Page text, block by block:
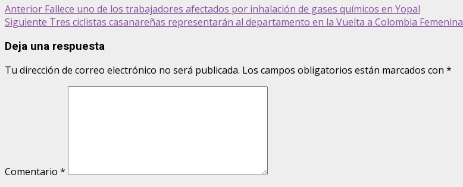
Post
navigation
Anterior Fallece uno de los trabajadores afectados por inhalación de gases químicos en Yopal
Siguiente Tres ciclistas casanareñas representarán al departamento en la Vuelta a Colombia Femenina
Deja una respuesta
Tu dirección de correo electrónico no será publicada. Los campos obligatorios están marcados con *
Comentario *